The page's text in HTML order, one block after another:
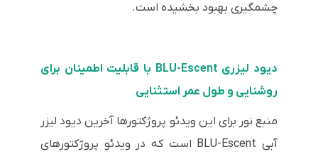
چشمگیری بهبود بخشیده است.
دیود لیزری BLU-Escent با قابلیت اطمینان برای
روشنایی و طول عمر استثنایی
منبع نور برای این ویدئو پروژکتورها آخرین دیود لیزر
آبی BLU-Escent است که در ویدئو پروژکتورهای